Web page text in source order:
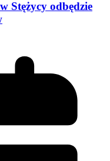
Stężycy odbędzie